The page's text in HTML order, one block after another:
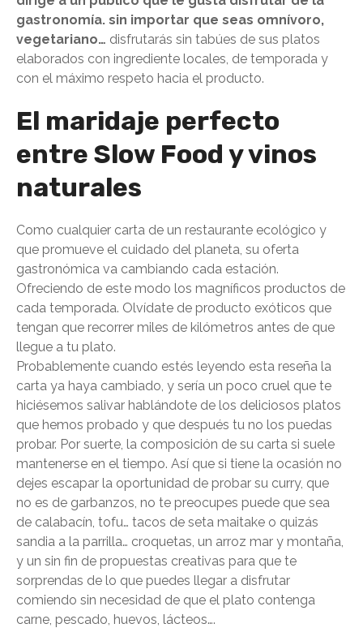
gastronomía. sin importar que seas omnívoro,
vegetariano… disfrutarás sin tabúes de sus platos
elaborados con ingrediente locales, de temporada y
con el máximo respeto hacia el producto.
El maridaje perfecto
entre Slow Food y vinos
naturales
Como cualquier carta de un restaurante ecológico y
que promueve el cuidado del planeta, su oferta
gastronómica va cambiando cada estación.
Ofreciendo de este modo los magníficos productos de
cada temporada. Olvídate de producto exóticos que
tengan que recorrer miles de kilómetros antes de que
llegue a tu plato.
Probablemente cuando estés leyendo esta reseña la
carta ya haya cambiado, y sería un poco cruel que te
hiciésemos salivar hablándote de los deliciosos platos
que hemos probado y que después tu no los puedas
probar. Por suerte, la composición de su carta si suele
mantenerse en el tiempo. Así que si tiene la ocasión no
dejes escapar la oportunidad de probar su curry, que
no es de garbanzos, no te preocupes puede que sea
de calabacín, tofu… tacos de seta maitake o quizás
sandia a la parrilla… croquetas, un arroz mar y montaña,
y un sin fin de propuestas creativas para que te
sorprendas de lo que puedes llegar a disfrutar
comiendo sin necesidad de que el plato contenga
carne, pescado, huevos, lácteos….